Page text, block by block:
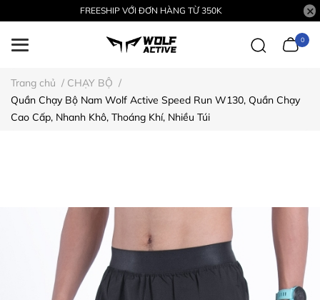
FREESHIP VỚI ĐƠN HÀNG TỪ 350K
0
Trang chủ / CHẠY BỘ /
Quần Chạy Bộ Nam Wolf Active Speed Run W130, Quần Chạy
Cao Cấp, Nhanh Khô, Thoáng Khí, Nhiều Túi